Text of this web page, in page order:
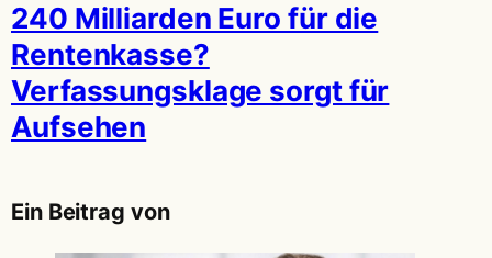
240 Milliarden Euro für die
Rentenkasse?
Verfassungsklage sorgt für
Aufsehen
Ein Beitrag von